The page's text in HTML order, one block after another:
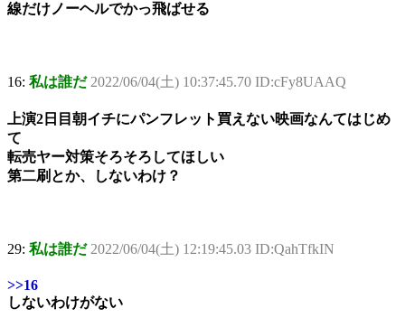
線だけノーヘルでかっ飛ばせる
16: 私は誰だ 2022/06/04(土) 10:37:45.70 ID:cFy8UAAQ
上演2日目朝イチにパンフレット買えない映画なんてはじめ
て
転売ヤー対策そろそろしてほしい
第二刷とか、しないわけ？
29: 私は誰だ 2022/06/04(土) 12:19:45.03 ID:QahTfkIN
>>16
しないわけがない